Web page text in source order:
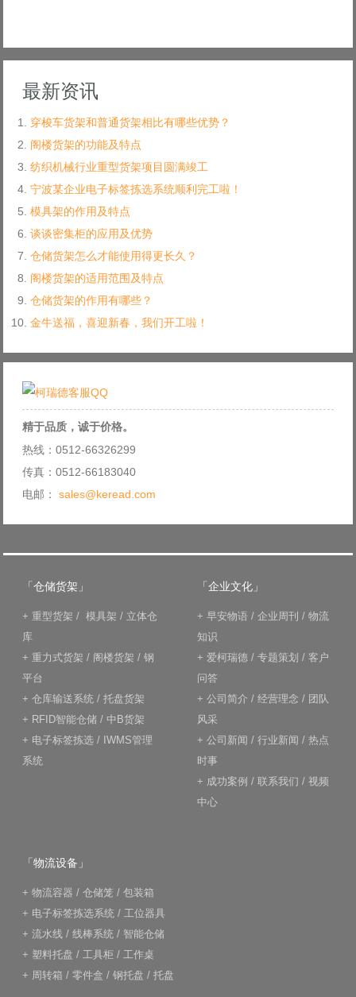
最新资讯
穿梭车货架和普通货架相比有哪些优势？
阁楼货架的功能及特点
纺织机械行业重型货架项目圆满竣工
宁波某企业电子标签拣选系统顺利完工啦！
模具架的作用及特点
谈谈密集柜的应用及优势
仓储货架怎么才能使用得更长久？
阁楼货架的适用范围及特点
仓储货架的作用有哪些？
金牛送福，喜迎新春，我们开工啦！
精于品质，诚于价格。
热线：0512-66326299
传真：0512-66183040
电邮： sales@keread.com
「仓储货架」
+ 重型货架 / 模具架 / 立体仓
库
+ 重力式货架 / 阁楼货架 / 钢
平台
+ 仓库输送系统 / 托盘货架
+ RFID智能仓储 / 中B货架
+ 电子标签拣选 / IWMS管理
系统
「企业文化」
+ 早安物语 / 企业周刊 / 物流
知识
+ 爱柯瑞德 / 专题策划 / 客户
问答
+ 公司简介 / 经营理念 / 团队
风采
+ 公司新闻 / 行业新闻 / 热点
时事
+ 成功案例 / 联系我们 / 视频
中心
「物流设备」
+ 物流容器 / 仓储笼 / 包装箱
+ 电子标签拣选系统 / 工位器具
+ 流水线 / 线棒系统 / 智能仓储
+ 塑料托盘 / 工具柜 / 工作桌
+ 周转箱 / 零件盒 / 钢托盘 / 托盘